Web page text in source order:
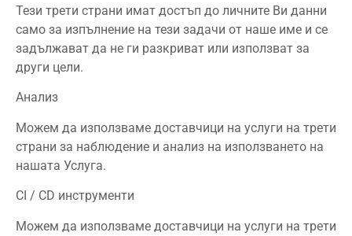
Тези трети страни имат достъп до личните Ви данни
само за изпълнение на тези задачи от наше име и се
задължават да не ги разкриват или използват за
други цели.
Анализ
Можем да използваме доставчици на услуги на трети
страни за наблюдение и анализ на използването на
нашата Услуга.
CI / CD инструменти
Можем да използваме доставчици на услуги на трети